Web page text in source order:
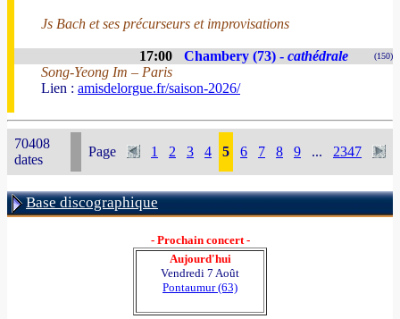
Js Bach et ses précurseurs et improvisations
17:00 Chambery (73) - cathédrale (150)
Song-Yeong Im – Paris
Lien : amisdelorgue.fr/saison-2026/
70408
dates
Page 1 2 3 4 5 6 7 8 9 ... 2347
Base discographique
- Prochain concert -
Aujourd'hui
Vendredi 7 Août
Pontaumur (63)